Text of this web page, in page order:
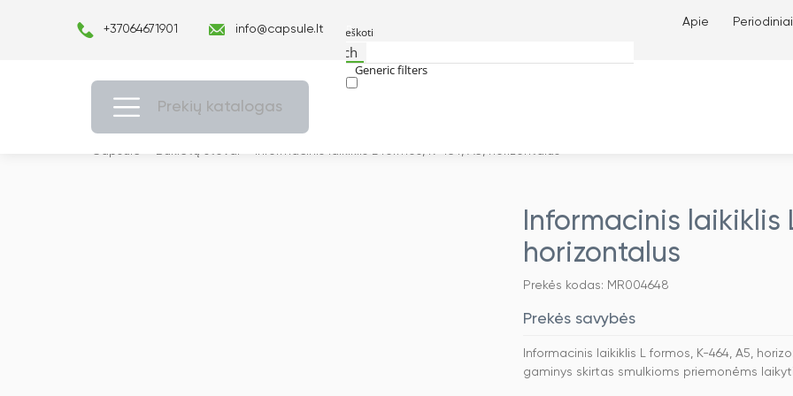
+37064671901 info@capsule.lt
Search
Generic filters
Apie
Prekių katalogas
Capsulė Bukletų stovai Informacinis laikiklis L formos, K-464, A5, horizontalus
Informacinis laikiklis
horizontalus
Prekės kodas: MR004648
Prekės savybės
Informacinis laikiklis L formos, K-464, A5,
gaminys skirtas smulkioms priemonėms